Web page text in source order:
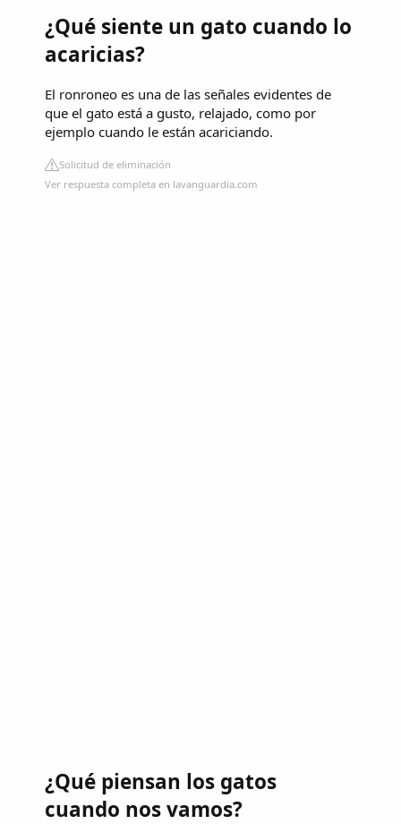
¿Qué siente un gato cuando lo
acaricias?
El ronroneo es una de las señales evidentes de
que el gato está a gusto, relajado, como por
ejemplo cuando le están acariciando.
Solicitud de eliminación
Ver respuesta completa en lavanguardia.com
¿Qué piensan los gatos
cuando nos vamos?